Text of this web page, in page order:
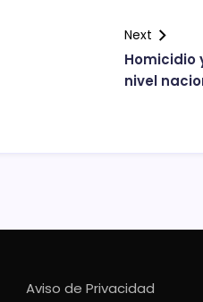
Next
Homicidio
nivel
Aviso de Privacidad